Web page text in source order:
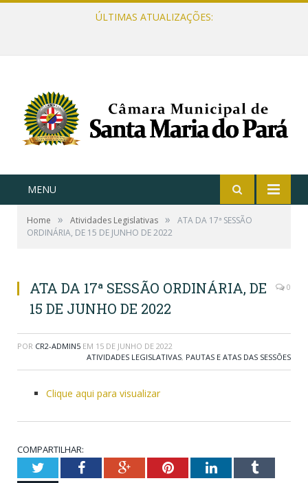
ÚLTIMAS ATUALIZAÇÕES:
MENU
Home » Atividades Legislativas »
ATA DA 17ª SESSÃO
ORDINÁRIA, DE 15 DE JUNHO DE 2022
ATA DA 17ª SESSÃO ORDINÁRIA, DE
15 DE JUNHO DE 2022
0
POR CR2-ADMIN5 EM 15 DE JUNHO DE 2022
ATIVIDADES LEGISLATIVAS, PAUTAS E ATAS DAS SESSÕES
Clique aqui para visualizar
COMPARTILHAR:
TwitterFacebookGoogle+PinterestLinkedInTumblr